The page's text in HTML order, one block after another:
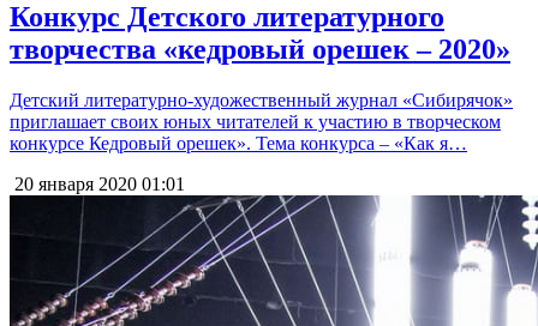
Конкурс Детского литературного
творчества «кедровый орешек – 2020»
Детский литературно-художественный журнал «Сибирячок»
приглашает своих юных читателей к участию в творческом
конкурсе Кедровый орешек». Тема конкурса – «Как я…
20 января 2020 01:01